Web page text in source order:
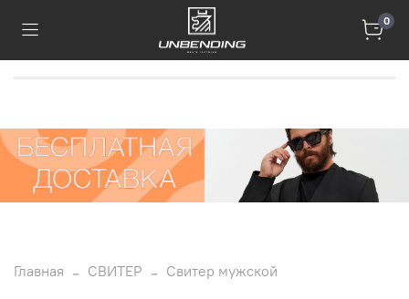
0
Главная СВИТЕР Свитер мужской